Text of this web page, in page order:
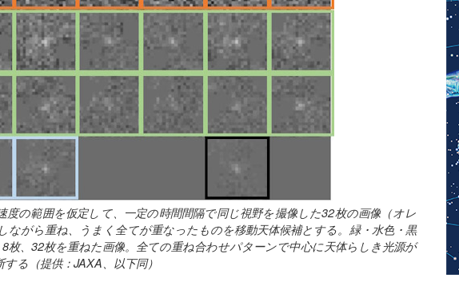
度の範囲を仮定して、一定の時間間隔で同じ視野を撮像した32枚の画像（オレ
ながら重ね、うまく全てが重なったものを移動天体候補とする。緑・水色・黒
枚、32枚を重ねた画像。全ての重ね合わせパターンで中心に天体らしき光源が
る（提供：JAXA、以下同）